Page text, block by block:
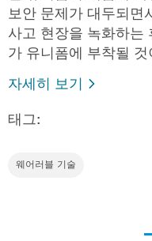
보안 문제가 대두되면
사고 현장을 녹화하는
가 유니폼에 부착될
자세히 보기
태그:
웨어러블 기술